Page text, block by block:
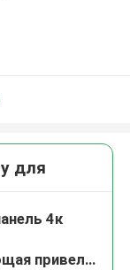
для
4к
привела